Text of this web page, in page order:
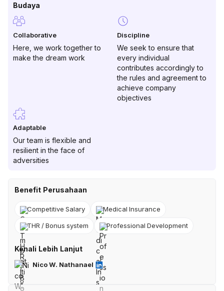
Budaya
Collaborative
Here, we work together to
make the dream work
Discipline
We seek to ensure that
every individual
contributes accordingly to
the rules and agreement to
achieve company
objectives
Adaptable
Our team is flexible and
resilient in the face of
adversities
Benefit Perusahaan
Competitive Salary Medical Insurance
THR / Bonus system Professional Development
Kenali Lebih Lanjut
Nico W. Nathanael